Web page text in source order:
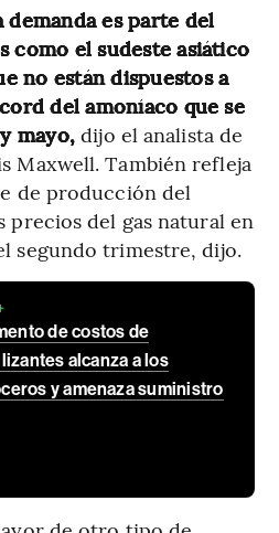
es parte del
como el sudeste asiático
no están dispuestos a
del amoníaco que se
mayo, dijo el analista de
Maxwell. También refleja
de producción del
precios del gas natural en
segundo trimestre, dijo.
de costos de
alcanza a los
y amenaza suministro